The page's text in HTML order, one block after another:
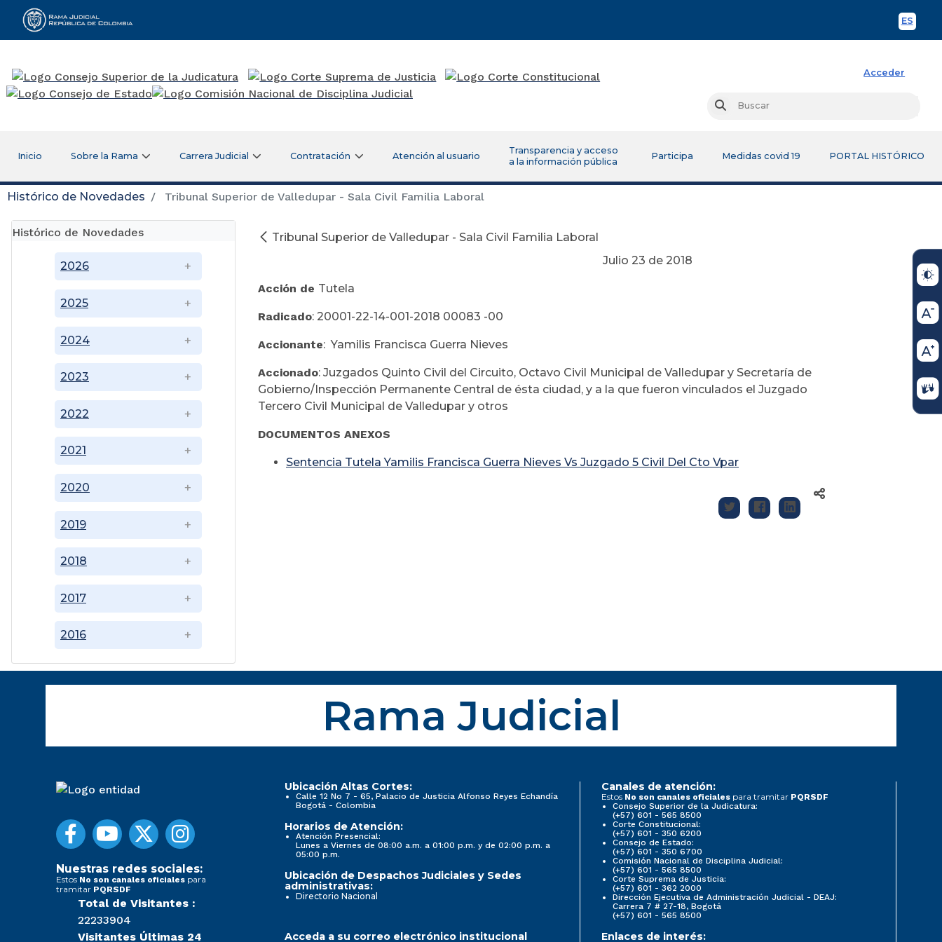
ES
Rama Judicial
Acceder
Buscar
Inicio Sobre la Rama Carrera Judicial Contratación Atención al usuario
Transparencia y acceso
a la información pública
Participa Medidas covid 19 PORTAL HISTÓRICO
Histórico de Novedades Tribunal Superior de Valledupar - Sala Civil Familia Laboral
Histórico de Novedades
2016
2017
2018
2019
2020
2021
2022
2023
2024
2025
2026
Tribunal Superior de Valledupar - Sala Civil Familia Laboral
Julio 23 de 2018
Acción de Tutela
Radicado: 20001-22-14-001-2018 00083 -00
Accionante: Yamilis Francisca Guerra Nieves
Accionado: Juzgados Quinto Civil del Circuito, Octavo Civil Municipal de Valledupar y Secretaría de
Gobierno/Inspección Permanente Central de ésta ciudad, y a la que fueron vinculados el Juzgado
Tercero Civil Municipal de Valledupar y otros
DOCUMENTOS ANEXOS
Sentencia Tutela Yamilis Francisca Guerra Nieves Vs Juzgado 5 Civil Del Cto Vpar
Rama Judicial
Nuestras redes sociales:
Estos No son canales oficiales para
tramitar PQRSDF
Total de Visitantes :
22233904
Visitantes Últimas 24
Ubicación Altas Cortes:
Calle 12 No 7 - 65, Palacio de Justicia Alfonso Reyes Echandía
Bogotá - Colombia
Horarios de Atención:
Atención Presencial:
Lunes a Viernes de 08:00 a.m. a 01:00 p.m. y de 02:00 p.m. a
05:00 p.m.
Ubicación de Despachos Judiciales y Sedes
administrativas:
Directorio Nacional
Canales de atención:
Estos No son canales oficiales para tramitar PQRSDF
Consejo Superior de la Judicatura:
(+57) 601 - 565 8500
Corte Constitucional:
(+57) 601 - 350 6200
Consejo de Estado:
(+57) 601 - 350 6700
Comisión Nacional de Disciplina Judicial:
(+57) 601 - 565 8500
Corte Suprema de Justicia:
(+57) 601 - 362 2000
Dirección Ejecutiva de Administración Judicial - DEAJ:
Carrera 7 # 27-18, Bogotá
(+57) 601 - 565 8500
Acceda a su correo electrónico institucional Enlaces de interés: